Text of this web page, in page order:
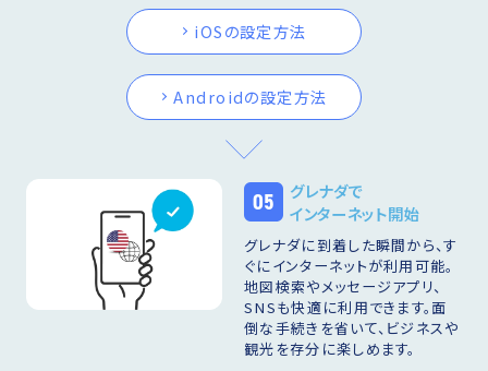
iOSの設定方法
Androidの設定方法
05
グレナダで
インターネット開始
グレナダに到着した瞬間から、す
ぐにインターネットが利用可能。
地図検索やメッセージアプリ、
SNSも快適に利用できます。面
倒な手続きを省いて、ビジネスや
観光を存分に楽しめます。